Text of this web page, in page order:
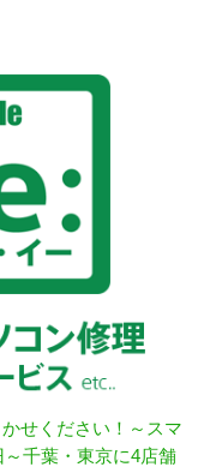
せください！～スマ
千葉・東京に4店舗